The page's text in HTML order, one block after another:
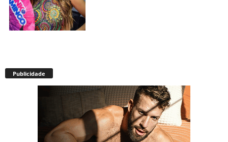
superior à real, aponta
relatório internacional
Publicidade